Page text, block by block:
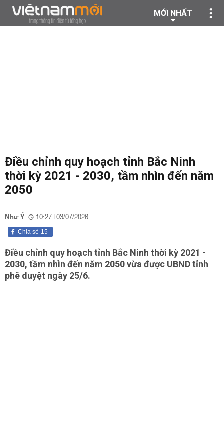
MỚI NHẤT
Điều chỉnh quy hoạch tỉnh Bắc Ninh
thời kỳ 2021 - 2030, tầm nhìn đến năm
2050
Như Ý 10:27 | 03/07/2026
15
Chia sẻ
Điều chỉnh quy hoạch tỉnh Bắc Ninh thời kỳ 2021 -
2030, tầm nhìn đến năm 2050 vừa được UBND tỉnh
phê duyệt ngày 25/6.